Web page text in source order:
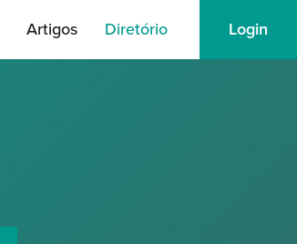
Artigos Diretório Login